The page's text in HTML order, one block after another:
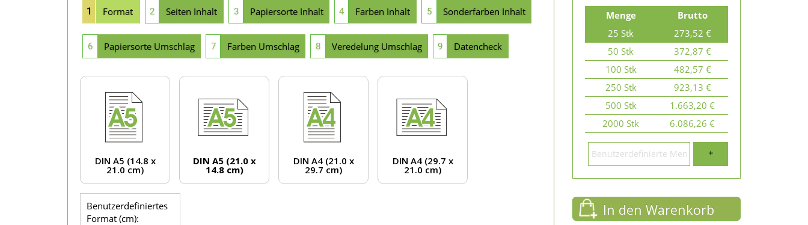
1 Format 2 Seiten Inhalt 3 Papiersorte Inhalt 4 Farben Inhalt 5 Sonderfarben Inhalt
6 Papiersorte Umschlag 7 Farben Umschlag 8 Veredelung Umschlag 9 Datencheck
DIN A5 (14.8 x
21.0 cm)
DIN A5 (21.0 x
14.8 cm)
DIN A4 (21.0 x
29.7 cm)
DIN A4 (29.7 x
21.0 cm)
Benutzerdefiniertes
Format (cm):
Menge
Brutto
25 Stk
273,52 €
50 Stk
372,87 €
100 Stk
482,57 €
250 Stk
923,13 €
500 Stk
1.663,20 €
2000 Stk
6.086,26 €
+
In den Warenkorb